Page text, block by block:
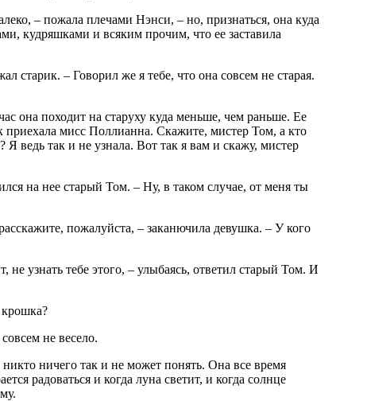
– пожала плечами Нэнси, – но, признаться, она куда
кудряшками и всяким прочим, что ее заставила
старик. – Говорил же я тебе, что она совсем не старая.
она походит на старуху куда меньше, чем раньше. Ее
приехала мисс Поллианна. Скажите, мистер Том, а кто
ведь так и не узнала. Вот так я вам и скажу, мистер
на нее старый Том. – Ну, в таком случае, от меня ты
пожалуйста, – заканючила девушка. – У кого
не узнать тебе этого, – улыбаясь, ответил старый Том. И
не весело.
ничего так и не может понять. Она все время
радоваться и когда луна светит, и когда солнце